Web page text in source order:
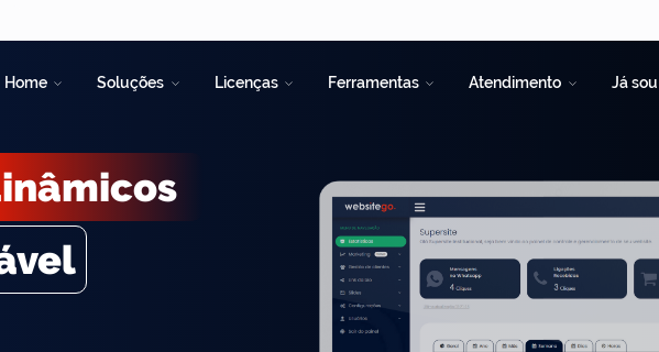
Home Soluções Licenças Ferramentas Atendimento Já